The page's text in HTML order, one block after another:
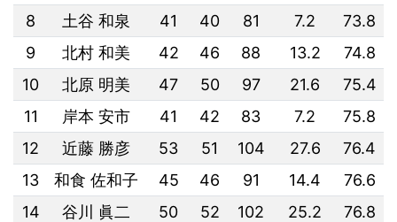
8
土谷 和泉 41 40 81 7.2
73.8
9
北村 和美 42 46 88 13.2
74.8
10
北原 明美 47 50 97 21.6
75.4
11
岸本 安市 41 42 83 7.2
75.8
12
近藤 勝彦 53 51 104 27.6
76.4
13
和食 佐和子 45 46 91 14.4
76.6
14
谷川 眞二 50 52 102 25.2
76.8